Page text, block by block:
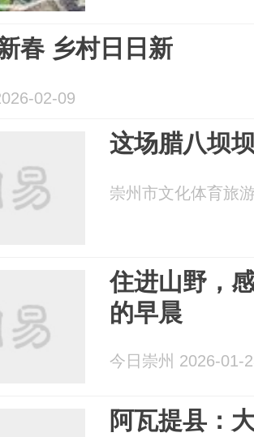
春 乡村日日新
02-09
这场腊八坝
崇州市文化体育旅
住进山野，
的早晨
今日崇州 2026-01-
阿瓦提县：